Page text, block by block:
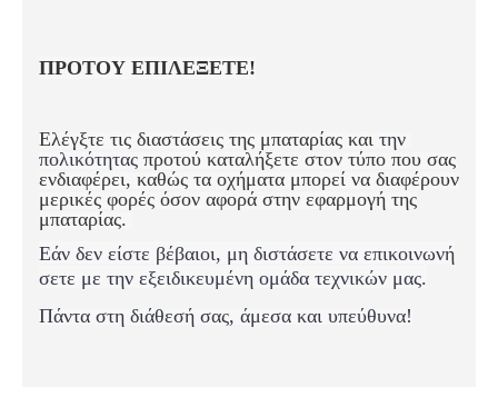
ΠΡΟΤΟΥ ΕΠΙΛΕΞΕΤΕ!
Ελέγξτε τις διαστάσεις της μπαταρίας και την
πολικότητας προτού καταλήξετε στον τύπο που σας
ενδιαφέρει, καθώς τα οχήματα μπορεί να διαφέρουν
μερικές φορές όσον αφορά στην εφαρμογή της
μπαταρίας.
Εάν δεν είστε βέβαιοι, μη διστάσετε να επικοινωνή
σετε με την εξειδικευμένη ομάδα τεχνικών μας.
Πάντα στη διάθεσή σας, άμεσα και υπεύθυνα!